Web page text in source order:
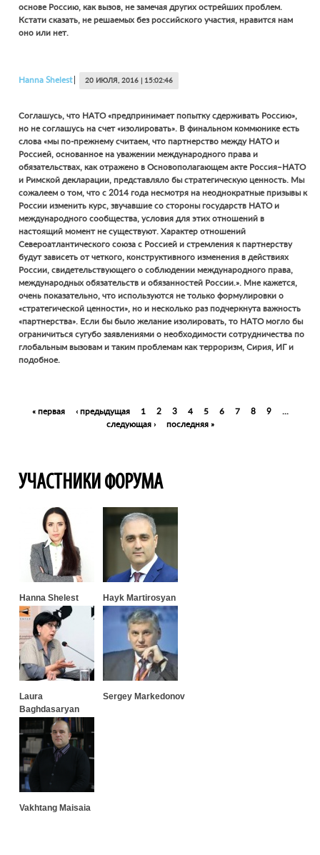
основе Россию, как вызов, не замечая других острейших проблем.
Кстати сказать, не решаемых без российского участия, нравится нам
оно или нет.
Hanna Shelest 20 ИЮЛЯ, 2016 | 15:02:46
Соглашусь, что НАТО «предпринимает попытку сдерживать Россию»,
но не соглашусь на счет «изолировать». В финальном коммюнике есть
слова «мы по-прежнему считаем, что партнерство между НАТО и
Россией, основанное на уважении международного права и
обязательствах, как отражено в Основополагающем акте Россия–НАТО
и Римской декларации, представляло бы стратегическую ценность. Мы
сожалеем о том, что с 2014 года несмотря на неоднократные призывы к
России изменить курс, звучавшие со стороны государств НАТО и
международного сообщества, условия для этих отношений в
настоящий момент не существуют. Характер отношений
Североатлантического союза с Россией и стремления к партнерству
будут зависеть от четкого, конструктивного изменения в действиях
России, свидетельствующего о соблюдении международного права,
международных обязательств и обязанностей России.». Мне кажется,
очень показательно, что используются не только формулировки о
«стратегической ценности», но и несколько раз подчеркнута важность
«партнерства». Если бы было желание изолировать, то НАТО могло бы
ограничиться сугубо заявлениями о необходимости сотрудничества по
глобальным вызовам и таким проблемам как терроризм, Сирия, ИГ и
подобное.
Pages« первая ‹ предыдущая 1 2 3 4 5 6 7 8 9
…
следующая ›
последняя »
УЧАСТНИКИ ФОРУМА
Hanna Shelest Hayk Martirosyan
Laura
Baghdasaryan
Sergey Markedonov
Vakhtang Maisaia